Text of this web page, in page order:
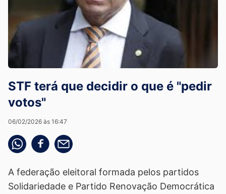
STF terá que decidir o que é "pedir
votos"
06/02/2026 às 16:47
Compartilhe pelo whatsapp
Compartilhar no facebook
Compartilhe pelo email
A federação eleitoral formada pelos partidos
Solidariedade e Partido Renovação Democrática